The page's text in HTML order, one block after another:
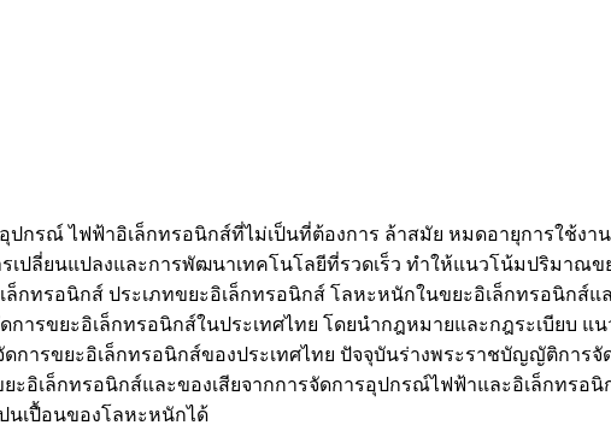
รณ์ ไฟฟ้าอิเล็กทรอนิกส์ที่ไม่เป็นที่ต้องการ ล้าสมัย หมดอายุการใช้งา
ปลี่ยนแปลงและการพัฒนาเทคโนโลยีที่รวดเร็ว ทำให้แนวโน้มปริมาณข
ทรอนิกส์ ประเภทขยะอิเล็กทรอนิกส์ โลหะหนักในขยะอิเล็กทรอนิกส์แ
ขยะอิเล็กทรอนิกส์ในประเทศไทย โดยนำกฎหมายและกฎระเบียบ แน
การขยะอิเล็กทรอนิกส์ของประเทศไทย ปัจจุบันร่างพระราชบัญญัติการจั
เล็กทรอนิกส์และของเสียจากการจัดการอุปกรณ์ไฟฟ้าและอิเล็กทรอนิ
นเปื้อนของโลหะหนักได้